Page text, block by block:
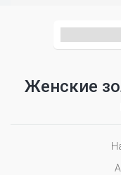
Женские